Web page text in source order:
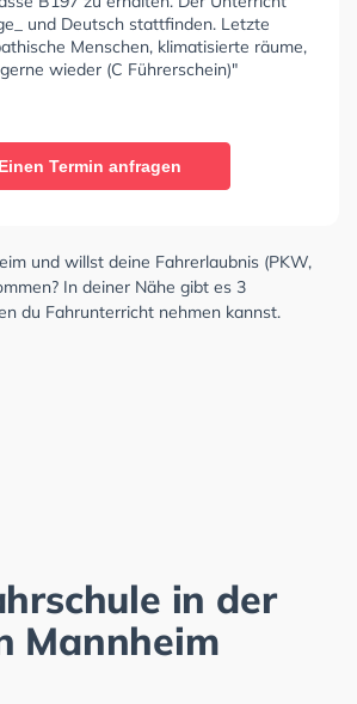
und Deutsch stattfinden. Letzte
Menschen, klimatisierte räume,
wieder (C Führerschein)"
Einen Termin anfragen
und willst deine Fahrerlaubnis (PKW,
In deiner Nähe gibt es 3
du Fahrunterricht nehmen kannst.
in der
Mannheim